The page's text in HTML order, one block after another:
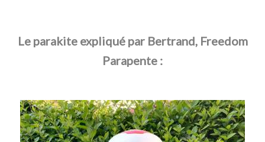
Le parakite expliqué par Bertrand, Freedom
Parapente :